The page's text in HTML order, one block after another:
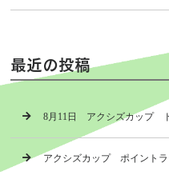
最近の投稿
8月11日 アクシズカップ
アクシズカップ ポイントラ